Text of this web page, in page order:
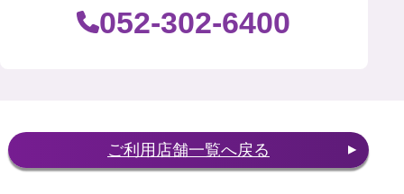
052-302-6400
ご利用店舗一覧へ戻る